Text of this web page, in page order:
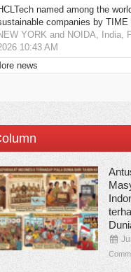
named among the
companies by TIME
YORK and NOIDA, India,
10:43 AM
news